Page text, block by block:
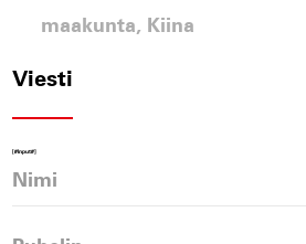
maakunta, Kiina
Viesti
[#Input#]